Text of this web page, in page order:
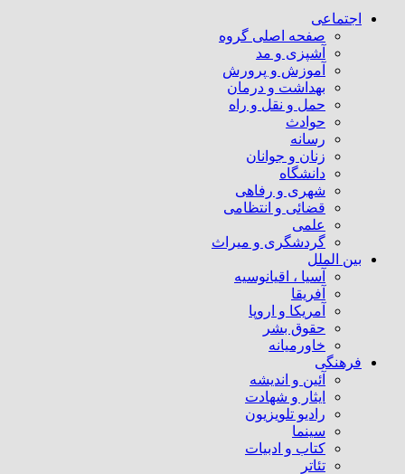
اجتماعی
صفحه اصلی گروه
آشپزی و مد
آموزش و پرورش
بهداشت و درمان
حمل و نقل و راه
حوادث
رسانه
زنان و جوانان
دانشگاه
شهری و رفاهی
قضائی و انتظامی
علمی
گردشگری و میراث
بین الملل
آسیا ، اقیانوسیه
آفریقا
آمریکا و اروپا
حقوق بشر
خاورمیانه
فرهنگی
آئین و اندیشه
ایثار و شهادت
رادیو تلویزیون
سینما
کتاب و ادبیات
تئاتر